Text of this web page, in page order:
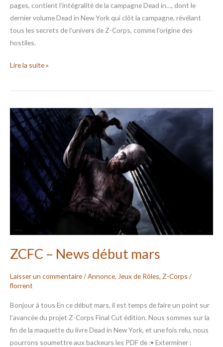
pages, contient l’intégralité de la campagne Dead in…, dont le
dernier volume Dead in New York qui clôt la campagne, révélant
tous les secrets de l’univers de Z-Corps, comme l’origine des
hostiles.
Lire la suite »
ZCFC – News début mars
Laisser un commentaire/Annonce, Jeux de Rôles, Z-Corps /
florrent
Bonjour à tous En ce début mars, il est temps de faire un point sur
l’avancée du projet Z-Corps Final Cut édition. Nous sommes sur la
fin de la maquette du livre Dead in New York, et une fois relu, nous
pourrons soumettre aux backeurs les PDF de :• Exterminer :
ZCFC
–
News
début
mars